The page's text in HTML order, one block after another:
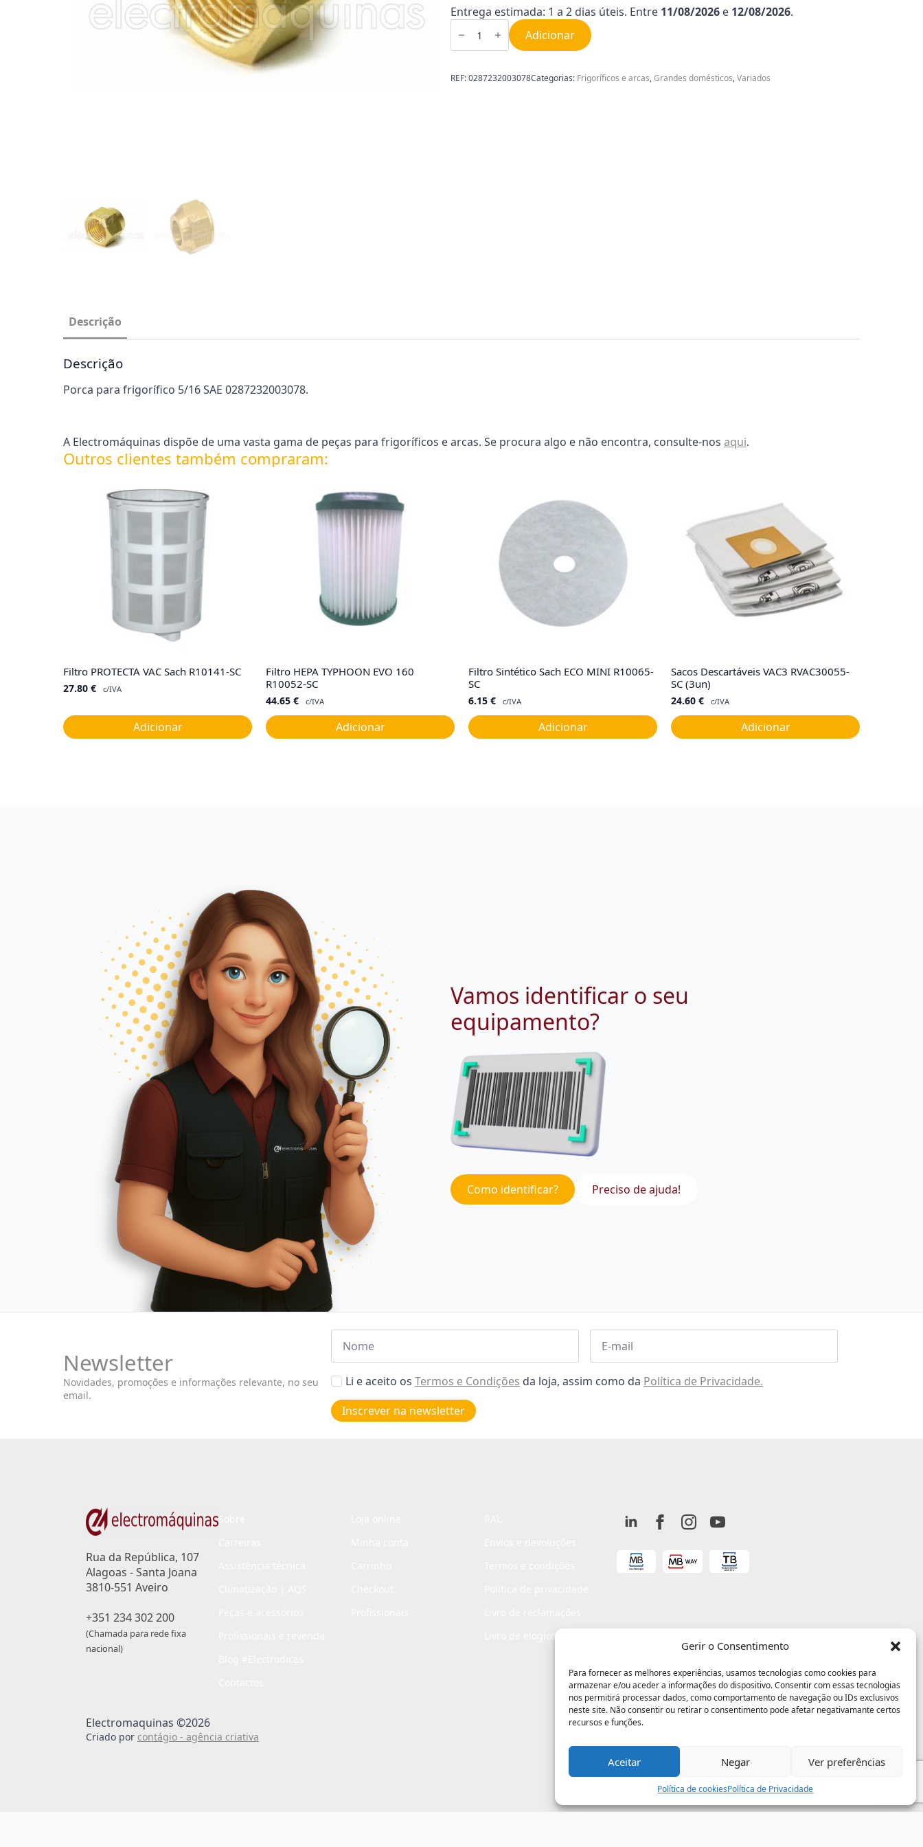
Gerir o Consentimento
Para fornecer as melhores experiências, usamos tecnologias como cookies para
armazenar e/ou aceder a informações do dispositivo. Consentir com essas tecnologias
nos permitirá processar dados, como comportamento de navegação ou IDs exclusivos
neste site. Não consentir ou retirar o consentimento pode afetar negativamante certos
recursos e funções.
Aceitar Negar Ver preferências
Política de cookiesPolítica de Privacidade
Entrega estimada: 1 a 2 dias úteis. Entre 11/08/2026 e 12/08/2026.
Quantidade
de
5/16
0287232003078
Adicionar
REF:0287232003078Categorias: Frigoríficos e arcas,Grandes domésticos,Variados
Descrição
Descrição
Porca para frigorífico 5/16 SAE 0287232003078.
A Electromáquinas dispõe de uma vasta gama de peças para frigoríficos e arcas. Se procura algo e não encontra, consulte-nos aqui.
Outros clientes também compraram:
Filtro PROTECTA VAC Sach R10141-SC
27.80 € c/IVA
Adicionar
Filtro HEPA TYPHOON EVO 160
R10052-SC
44.65 € c/IVA
Adicionar
Filtro Sintético Sach ECO MINI R10065-
SC
6.15 € c/IVA
Adicionar
Sacos Descartáveis VAC3 RVAC30055-
SC (3un)
24.60 € c/IVA
Adicionar
Vamos identificar o seu
equipamento?
Como identificar? Preciso de ajuda!
Newsletter
Novidades, promoções e informações relevante, no seu
email.
Nome Email
Aceitar
de
privacidade
Li e aceito os Termos e Condições da loja, assim como da Política de Privacidade.
Inscrever na newsletter
Rua da República, 107
Alagoas - Santa Joana
3810-551 Aveiro
+351 234 302 200
(Chamada para rede fixa
nacional)
Livro de elogios
Electromaquinas ©2026
Criado por contágio - agência criativa